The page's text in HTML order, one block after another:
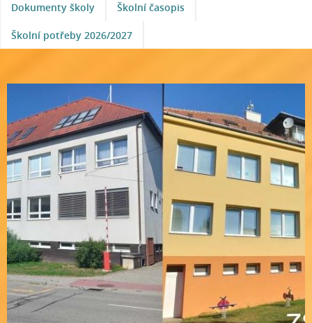
Dokumenty školy Školní časopis
Školní potřeby 2026/2027